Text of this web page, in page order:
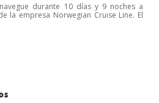
durante 10 días y 9 noches a
la empresa Norwegian Cruise Line. El